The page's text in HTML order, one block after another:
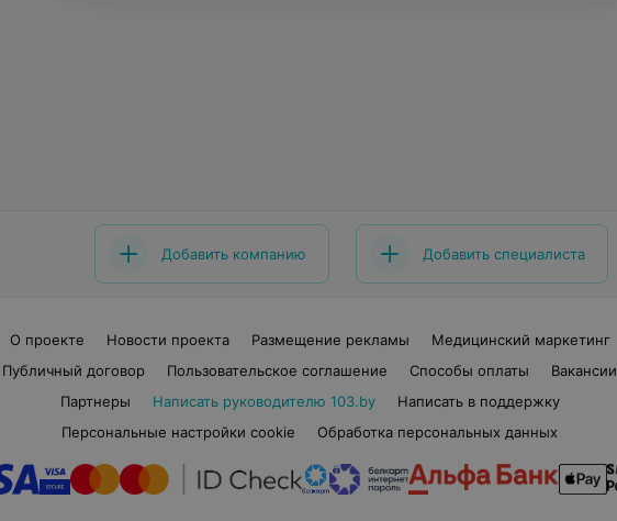
Добавить компанию Добавить специалиста
О проекте Новости проекта Размещение рекламы
Медицинский маркетинг
Публичный договор
Пользовательское соглашение Способы оплаты
Вакансии
Партнеры
Написать руководителю 103.by
Написать в поддержку
Персональные настройки cookie
Обработка персональных данных